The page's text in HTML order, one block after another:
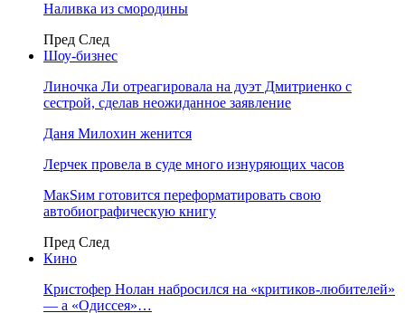
Наливка из смородины
Пред След
Шоу-бизнес
Линочка Ли отреагировала на дуэт Дмитриенко с
сестрой, сделав неожиданное заявление
Даня Милохин женится
Лерчек провела в суде много изнуряющих часов
МакSим готовится переформатировать свою
автобиографическую книгу
Пред След
Кино
Кристофер Нолан набросился на «критиков-любителей»
— а «Одиссея»…